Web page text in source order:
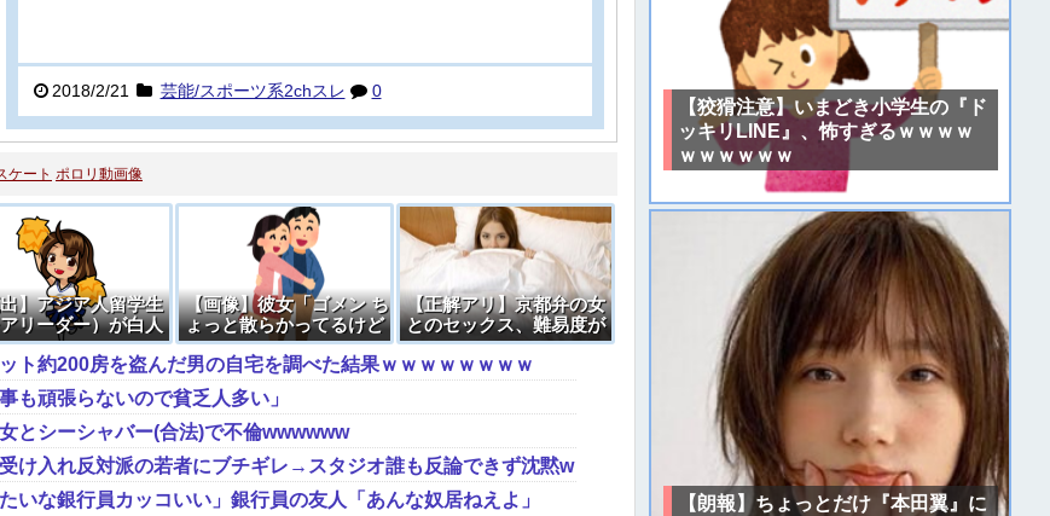
2018/2/21 芸能/スポーツ系2chスレ 0
ケート ポロリ動画像
】アジア人留学生
リーダー）が白人
ン♂に食い荒らさ
画、エロい
【画像】彼女「ゴメン ち
ょっと散らかってるけど
気にしないで上がって
～」
【正解アリ】京都弁の女
とのセックス、難易度が
高すぎる………
ト約200房を盗んだ男の自宅を調べた結果ｗｗｗｗｗｗｗｗ
も頑張らないので貧乏人多い」
とシーシャバー(合法)で不倫wwwwww
受け入れ反対派の若者にブチギレ→スタジオ誰も反論できず沈黙w
いな銀行員カッコいい」銀行員の友人「あんな奴居ねえよ」
【狡猾注意】いまどき小学生の『ド
ッキリLINE』、怖すぎるｗｗｗｗ
ｗｗｗｗｗｗ
【朗報】ちょっとだけ『本田翼』に